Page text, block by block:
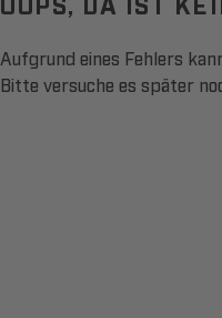
Aufgrund eines Fehlers
Bitte versuche es später